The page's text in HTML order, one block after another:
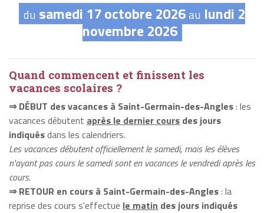
du samedi 17 octobre 2026au lundi 2
novembre 2026
Quand commencent et finissent les
vacances scolaires ?
⇒ DÉBUT des vacances à Saint-Germain-des-Angles: les
vacances débutent après le dernier cours des jours
indiquésdans les calendriers.
Les vacances débutent officiellement le samedi, mais les élèves
n'ayant pas cours le samedi sont en vacances le vendredi après les
cours.
⇒ RETOUR en cours à Saint-Germain-des-Angles: la
reprise des cours s'effectue le matin des jours indiqués